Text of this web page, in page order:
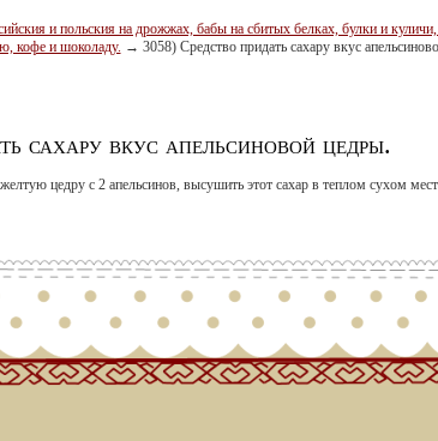
и польския на дрожжах, бабы на сбитых белках, булки и
кофе и шоколаду. → 3058) Средство придать сахару вкус
сахару вкус апельсиновой цедры.
цедру с 2 апельсинов, высушить этот сахар в теплом сухом